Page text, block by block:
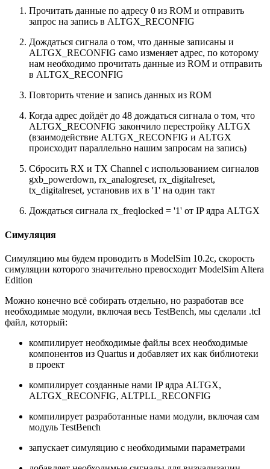
Прочитать данные по адресу 0 из ROM и отправить
запрос на запись в ALTGX_RECONFIG
Дождаться сигнала о том, что данные записаны и
ALTGX_RECONFIG само изменяет адрес, по которому
нам необходимо прочитать данные из ROM и отправить
в ALTGX_RECONFIG
Повторить чтение и запись данных из ROM
Когда адрес дойдёт до 48 дождаться сигнала о том, что
ALTGX_RECONFIG закончило перестройку ALTGX
(взаимодействие ALTGX_RECONFIG и ALTGX
происходит параллельно нашим запросам на запись)
Сбросить RX и TX Channel с использованием сигналов
gxb_powerdown, rx_analogreset, rx_digitalreset,
tx_digitalreset, установив их в '1' на один такт
Дождаться сигнала rx_freqlocked = '1' от IP ядра ALTGX
Симуляция
Симуляцию мы будем проводить в ModelSim 10.2c, скорость
симуляции которого значительно превосходит ModelSim Altera
Edition
Можно конечно всё собирать отдельно, но разработав все
необходимые модули, включая весь TestBench, мы сделали .tcl
файл, который:
компилирует необходимые файлы всех необходимые
компонентов из Quartus и добавляет их как библиотеки
в проект
компилирует созданные нами IP ядра ALTGX,
ALTGX_RECONFIG, ALTPLL_RECONFIG
компилирует разработанные нами модули, включая сам
модуль TestBench
запускает симуляцию с необходимыми параметрами